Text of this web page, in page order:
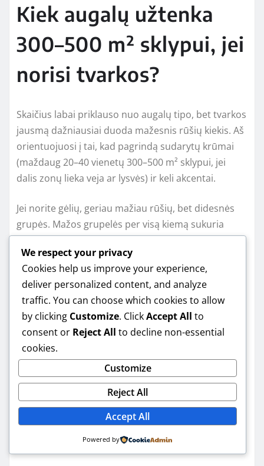
Kiek augalų užtenka
300–500 m² sklypui, jei
norisi tvarkos?
Skaičius labai priklauso nuo augalų tipo, bet tvarkos
jausmą dažniausiai duoda mažesnis rūšių kiekis. Aš
orientuojuosi į tai, kad pagrindą sudarytų krūmai
(maždaug 20–40 vienetų 300–500 m² sklypui, jei
dalis zonų lieka veja ar lysvės) ir keli akcentai.
Jei norite gėlių, geriau mažiau rūšių, bet didesnės
grupės. Mažos grupelės per visą kiemą sukuria
netvarkos įspūdį.
Ar reikia brangaus
kraštovaizdžio dizaino
mažam sklypui?
Ne. Daugeliu atvejų užtenka savo eskizo ir kelių
aiškių sprendimų. Brangus dizainas praverčia tada,
kai reikia inžinerinių darbų (drenažas, reljefo
keitimas, sudėtingi takai) arba kai sklypas labai
ribotas iš visų pusių.
We respect your privacy
Cookies help us improve your experience,
deliver personalized content, and analyze
traffic. You can choose which cookies to allow
by clicking Customize. ClickAccept All to
consent or Reject All to decline non-essential
cookies.
Customize
Reject All
Accept All
Powered by